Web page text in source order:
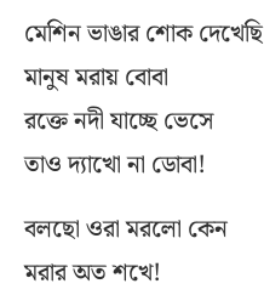
মেশিন ভাঙার শোক দেখেছি
মানুষ মরায় বোবা
রক্তে নদী যাচ্ছে ভেসে
তাও দ্যাখো না ডোবা!
বলছো ওরা মরলো কেন
মরার অত শখে!